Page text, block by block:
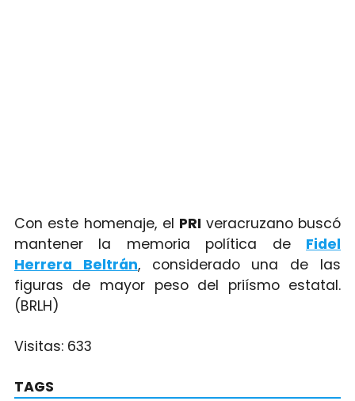
Con este homenaje, el PRI veracruzano buscó
mantener la memoria política de Fidel
Herrera Beltrán, considerado una de las
figuras de mayor peso del priísmo estatal.
(BRLH)
Visitas: 633
TAGS